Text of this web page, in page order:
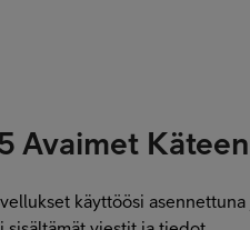
Avaimet
käyttöösi asennettuna